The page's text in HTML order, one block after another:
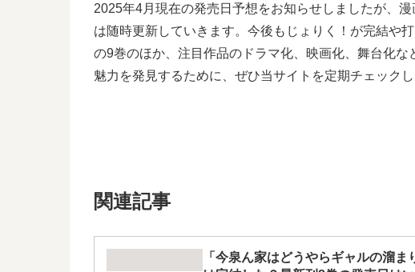
2025年4月現在の発売日予想をお知らせしましたが、
は随時更新していきます。今後もじょりく！が完結や
の9巻のほか、注目作品のドラマ化、映画化、舞台化
魅力を発見するために、ぜひ当サイトを定期チェックし
関連記事
「今泉ん家はどうやらギャルの溜ま